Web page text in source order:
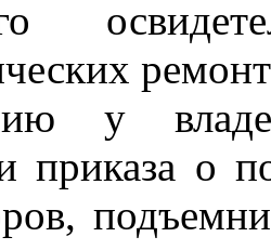
у
приказа о